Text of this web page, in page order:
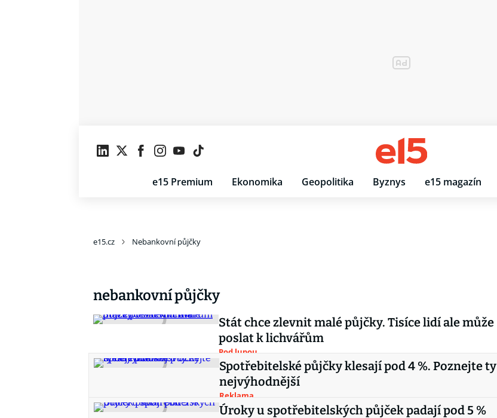
e15 Premium Ekonomika Geopolitika Byznys e15 magazín
e15.cz Nebankovní půjčky
nebankovní půjčky
Stát chce zlevnit malé půjčky. Tisíce lidí ale může
poslat k lichvářům
Pod lupou
Spotřebitelské půjčky klesají pod 4 %. Poznejte ty
nejvýhodnější
Reklama
Úroky u spotřebitelských půjček padají pod 5 %